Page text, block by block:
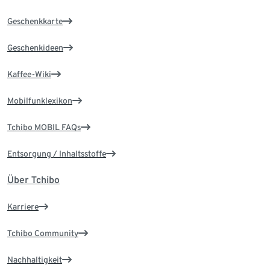
Geschenkkarte
Geschenkideen
Kaffee-Wiki
Mobilfunklexikon
Tchibo MOBIL FAQs
Entsorgung / Inhaltsstoffe
Über Tchibo
Karriere
Tchibo Community
Nachhaltigkeit